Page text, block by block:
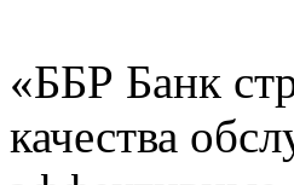
«ББР Банк
качества